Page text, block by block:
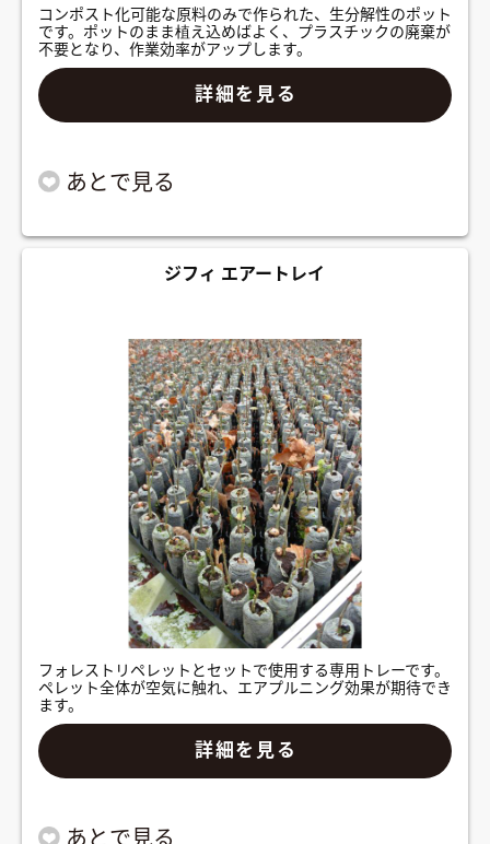
コンポスト化可能な原料のみで作られた、生分解性のポット
です。ポットのまま植え込めばよく、プラスチックの廃棄が
不要となり、作業効率がアップします。
詳細を見る
ジフィ エアートレイ
フォレストリペレットとセットで使用する専用トレーです。
ペレット全体が空気に触れ、エアプルニング効果が期待でき
ます。
詳細を見る